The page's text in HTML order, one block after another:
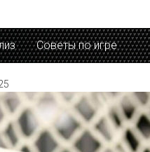
Советы по игре